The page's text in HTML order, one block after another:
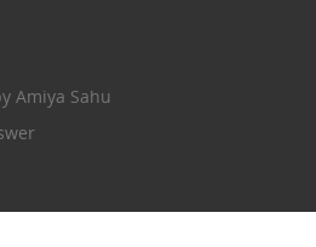
Amiya Sahu